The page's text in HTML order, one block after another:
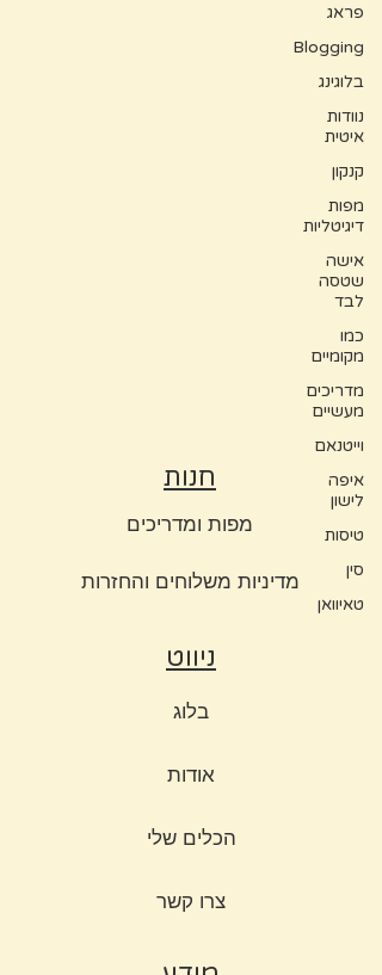
פראג
Blogging
בלוגינג
נוודות
איטית
קנקון
מפות
דיגיטליות
אישה
שטסה
לבד
כמו
מקומיים
מדריכים
מעשיים
וייטנאם
איפה
לישון
טיסות
סין
טאיוואן
חנות
מפות ומדריכים
מדיניות משלוחים והחזרות
ניווט
בלוג
אודות
הכלים שלי
צרו קשר